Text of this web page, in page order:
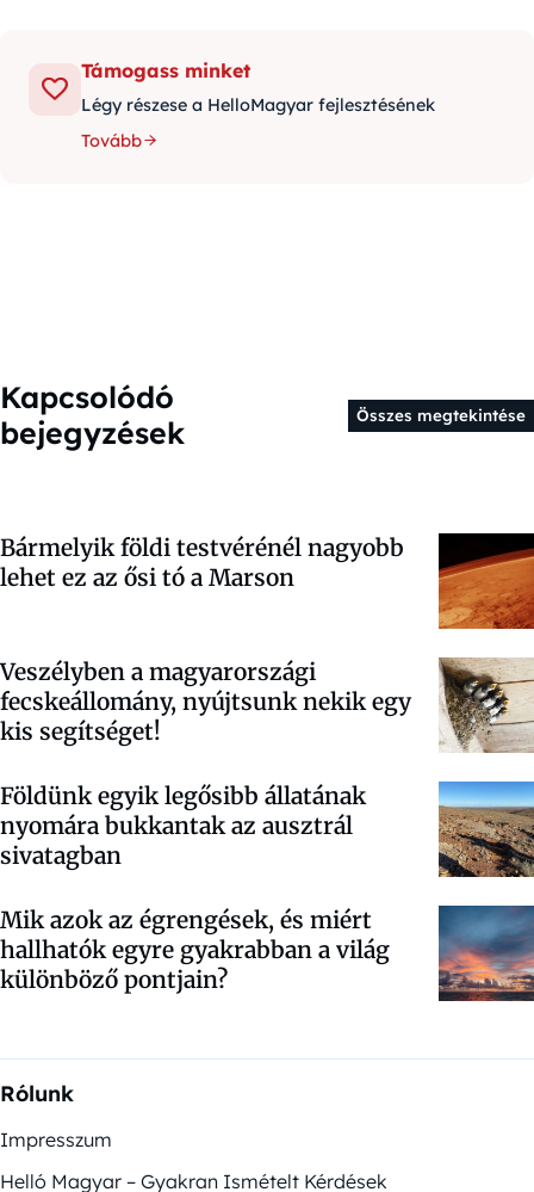
Támogass minket
Légy részese a HelloMagyar fejlesztésének
Tovább
Kapcsolódó
bejegyzések
Összes megtekintése
Bármelyik földi testvérénél nagyobb
lehet ez az ősi tó a Marson
Veszélyben a magyarországi
fecskeállomány, nyújtsunk nekik egy
kis segítséget!
Földünk egyik legősibb állatának
nyomára bukkantak az ausztrál
sivatagban
Mik azok az égrengések, és miért
hallhatók egyre gyakrabban a világ
különböző pontjain?
Rólunk
Impresszum
Helló Magyar – Gyakran Ismételt Kérdések